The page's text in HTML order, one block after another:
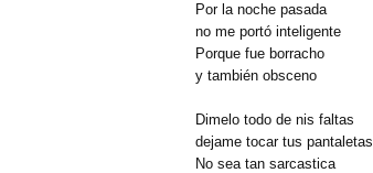
Por la noche pasada
no me portó inteligente
Porque fue borracho
y también obsceno
Dimelo todo de nis faltas
dejame tocar tus pantaletas
No sea tan sarcastica